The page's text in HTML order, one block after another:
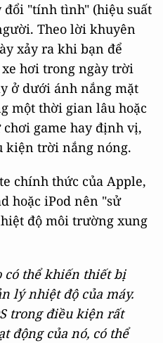
đổi "tính tình" (hiệu suất
Theo lời khuyên
xảy ra khi bạn để
hơi trong ngày trời
ở dưới ánh nắng mặt
một thời gian lâu hoặc
game hay định vị,
kiện trời nắng nóng.
chính thức của Apple,
hoặc iPod nên "sử
độ môi trường xung
có thể khiến thiết bị
lý nhiệt độ của máy.
trong điều kiện rất
động của nó, có thể